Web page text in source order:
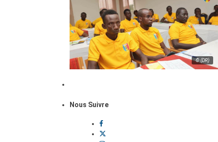
© (DR)
Nous Suivre